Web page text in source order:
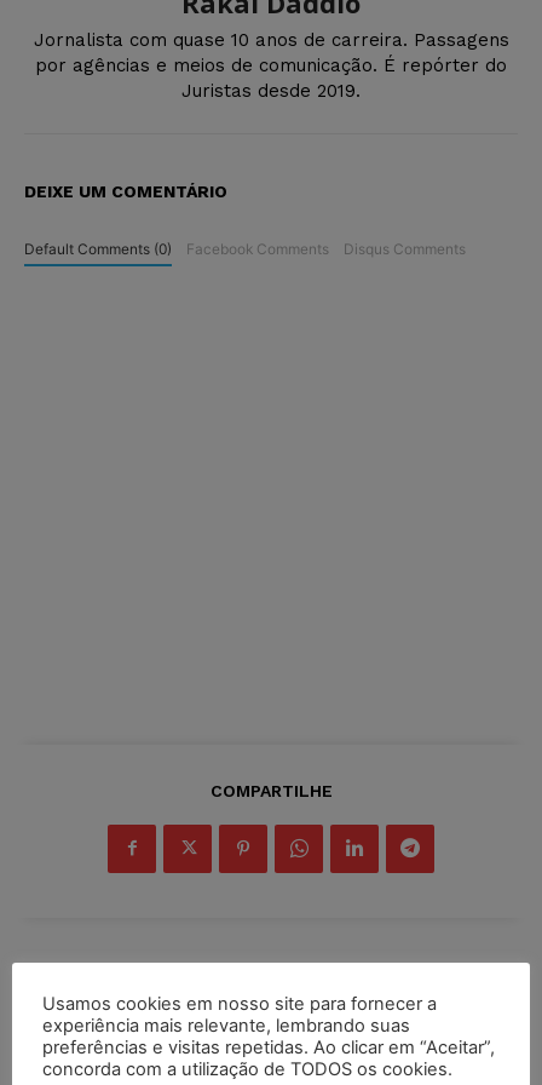
Jornalista com quase 10 anos de carreira. Passagens
por agências e meios de comunicação. É repórter do
Juristas desde 2019.
DEIXE UM COMENTÁRIO
Default Comments (0) Facebook Comments Disqus Comments
COMPARTILHE
Usamos cookies em nosso site para fornecer a
experiência mais relevante, lembrando suas
preferências e visitas repetidas. Ao clicar em “Aceitar”,
concorda com a utilização de TODOS os cookies.